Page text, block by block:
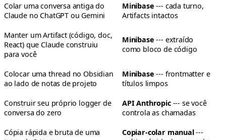
Colar uma conversa antiga do
Claude no ChatGPT ou Gemini
Minibase --- cada turno,
Artifacts intactos
Manter um Artifact (código, doc,
React) que Claude construiu
para você
Minibase --- extraído
como bloco de código
Colocar uma thread no Obsidian
ao lado de notas de projeto
Minibase --- frontmatter e
títulos limpos
Construir seu próprio logger de
conversa do zero
API Anthropic--- se você
controla as chamadas
Cópia rápida e bruta de uma
Copiar-colar manual---